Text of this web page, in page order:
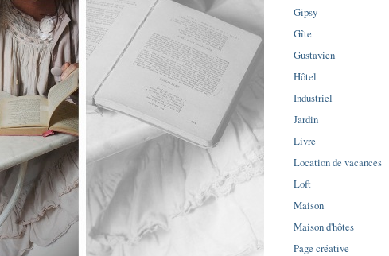
Gipsy
Gîte
Gustavien
Hôtel
Industriel
Jardin
Livre
Location de vacances
Loft
Maison
Maison d'hôtes
Page créative